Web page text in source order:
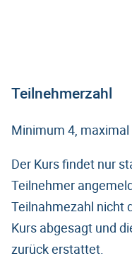
Teilnehmerzahl
Minimum 4,
Der Kurs findet nur
Teilnehmer
Teilnahmezahl nicht
Kurs abgesagt und
zurück erstattet.